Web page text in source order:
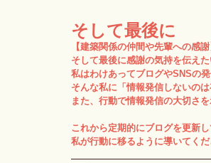
そして最後に
【建築関係の仲間や先輩への感謝
そして最後に感謝の気持を伝えた
私はわけあってブログやSNSの発
そんな私に「情報発信しないの
また、行動で情報発信の大切さ
これから定期的にブログを更新し
私が行動に移るように導いてく